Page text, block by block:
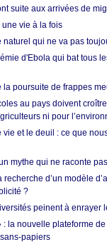
suite aux arrivées de
vie à la fois
naturel qui ne va pas
d'Ebola qui bat tous
la poursuite de frappes
au pays doivent
ni pour
vie et le deuil : ce que
mythe qui ne raconte
recherche d’un modèle
?
peinent à enrayer
: la nouvelle plateforme
papiers